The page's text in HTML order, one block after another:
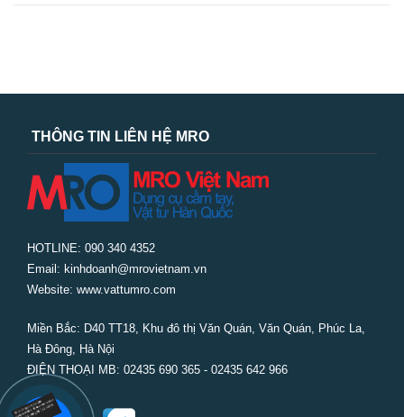
THÔNG TIN LIÊN HỆ MRO
HOTLINE: 090 340 4352
Email: kinhdoanh@mrovietnam.vn
Website: www.vattumro.com
Miền Bắc: D40 TT18, Khu đô thị Văn Quán, Văn Quán, Phúc La,
Hà Đông, Hà Nội
ĐIỆN THOẠI MB: 02435 690 365 - 02435 642 966